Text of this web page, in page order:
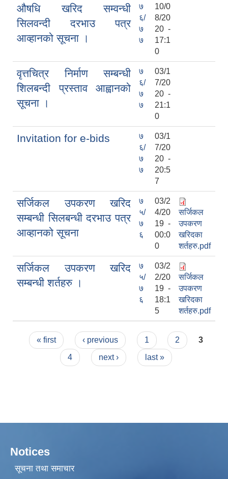
औषधि खरिद सम्वन्धी
सिलवन्दी दरभाउ पत्र
आव्हानको सूचना ।
७
६/
७
७
10/0
8/20
20 -
17:1
0
वृत्तचित्र निर्माण सम्बन्धी
शिलबन्दी प्रस्ताव आह्वानको
सूचना ।
७
६/
७
७
03/1
7/20
20 -
21:1
0
Invitation for e-bids
७
६/
७
७
03/1
7/20
20 -
20:5
7
सर्जिकल उपकरण खरिद
सम्बन्धी सिलबन्धी दरभाउ पत्र
आव्हानको सूचना
७
५/
७
६
03/2
4/20
19 -
00:0
0
सर्जिकल
उपकरण
खरिदका
शर्तहरु.pdf
सर्जिकल उपकरण खरिद
सम्बन्धी शर्तहरु ।
७
५/
७
६
03/2
2/20
19 -
18:1
5
सर्जिकल
उपकरण
खरिदका
शर्तहरु.pdf
Pages
« first ‹ previous 1 2
3
4
next › last »
Notices
सूचना तथा समाचार